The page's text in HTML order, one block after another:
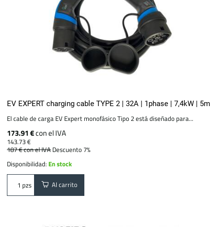
EV EXPERT charging cable TYPE 2 | 32A | 1phase | 7,4kW | 5m
El cable de carga EV Expert monofásico Tipo 2 está diseñado para...
173.91 €con el IVA
143.73 €
187 €con el IVA Descuento 7%
Disponibilidad: En stock
pzs Al carrito